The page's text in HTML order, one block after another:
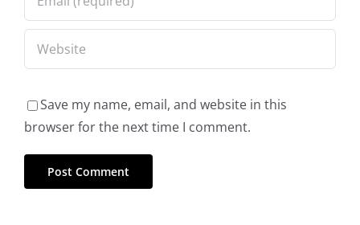
Save my name, email, and website in this
browser for the next time I comment.